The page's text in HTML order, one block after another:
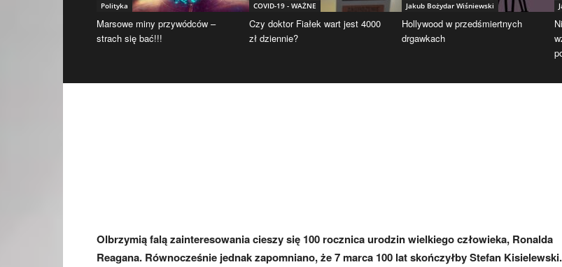
Polityka
Marsowe miny przywódców –
strach się bać!!!
COVID-19 - WAŻNE
Czy doktor Fiałek wart jest 4000
zł dziennie?
Jakub Bożydar Wiśniewski
Hollywood w przedśmiertnych
drgawkach
Olbrzymią falą zainteresowania cieszy się 100 rocznica urodzin wielkiego człowieka, Ronalda
Reagana. Równocześnie jednak zapomniano, że 7 marca 100 lat skończyłby Stefan Kisielewski.